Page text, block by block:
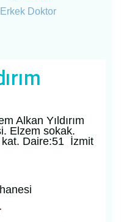
Erkek Doktor
Alkan Yıldırım
Elzem sokak.
Daire:51 İzmit